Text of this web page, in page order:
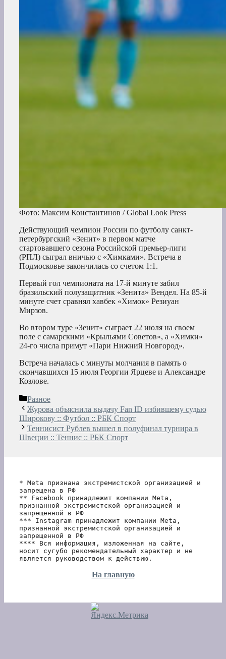
Фото: Максим Константинов / Global Look Press
Действующий чемпион России по футболу санкт-
петербургский «Зенит» в первом матче
стартовавшего сезона Российской премьер-лиги
(РПЛ) сыграл вничью с «Химками». Встреча в
Подмосковье закончилась со счетом 1:1.
Первый гол чемпионата на 17-й минуте забил
бразильский полузащитник «Зенита» Вендел. На 85-й
минуте счет сравнял хавбек «Химок» Резиуан
Мирзов.
Во втором туре «Зенит» сыграет 22 июля на своем
поле с самарскими «Крыльями Советов», а «Химки»
24-го числа примут «Пари Нижний Новгород».
Встреча началась с минуты молчания в память о
скончавшихся 15 июля Георгии Ярцеве и Александре
Козлове.
Рубрики
Разное
Журова объяснила выдачу Fan ID избившему судью
Широкову :: Футбол :: РБК Спорт
Теннисист Рублев вышел в полуфинал турнира в
Швеции :: Теннис :: РБК Спорт
* Meta признана экстремистской организацией и
запрещена в РФ
** Facebook принадлежит компании Meta,
признанной экстремистской организацией и
запрещенной в РФ
*** Instagram принадлежит компании Meta,
признанной экстремистской организацией и
запрещенной в РФ
**** Вся информация, изложенная на сайте,
носит сугубо рекомендательный характер и не
является руководством к действию.
На главную